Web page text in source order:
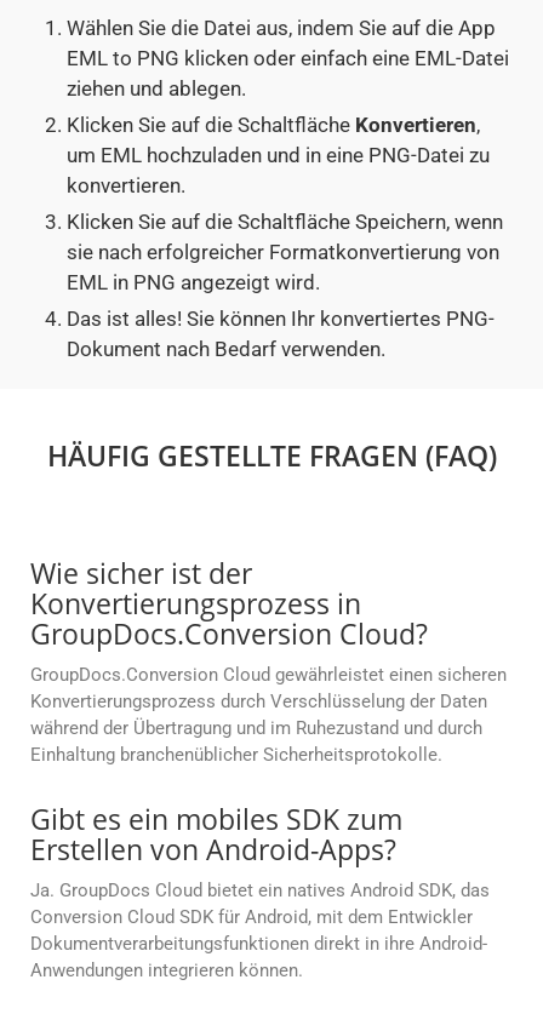
Wählen Sie die Datei aus, indem Sie auf die App
EML to PNG klicken oder einfach eine EML-Datei
ziehen und ablegen.
Klicken Sie auf die Schaltfläche Konvertieren,
um EML hochzuladen und in eine PNG-Datei zu
konvertieren.
Klicken Sie auf die Schaltfläche Speichern, wenn
sie nach erfolgreicher Formatkonvertierung von
EML in PNG angezeigt wird.
Das ist alles! Sie können Ihr konvertiertes PNG-
Dokument nach Bedarf verwenden.
HÄUFIG GESTELLTE FRAGEN (FAQ)
Wie sicher ist der
Konvertierungsprozess in
GroupDocs.Conversion Cloud?
GroupDocs.Conversion Cloud gewährleistet einen sicheren
Konvertierungsprozess durch Verschlüsselung der Daten
während der Übertragung und im Ruhezustand und durch
Einhaltung branchenüblicher Sicherheitsprotokolle.
Gibt es ein mobiles SDK zum
Erstellen von Android-Apps?
Ja. GroupDocs Cloud bietet ein natives Android SDK, das
Conversion Cloud SDK für Android, mit dem Entwickler
Dokumentverarbeitungsfunktionen direkt in ihre Android-
Anwendungen integrieren können.